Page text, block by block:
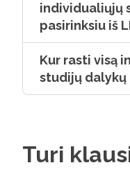
individualiųjų
pasirinksiu iš
Kur rasti visą
studijų dalykų
Turi